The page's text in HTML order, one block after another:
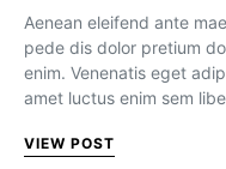
Aenean eleifend ante
pede dis dolor pretium
enim. Venenatis eget
amet luctus enim sem
VIEW POST